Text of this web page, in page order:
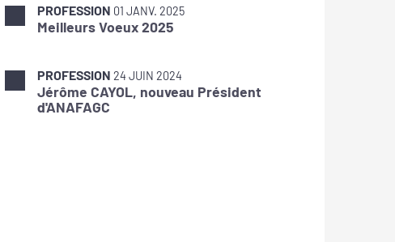
PROFESSION 01 JANV. 2025
Meilleurs Voeux 2025
PROFESSION 24 JUIN 2024
Jérôme CAYOL, nouveau Président
d'ANAFAGC